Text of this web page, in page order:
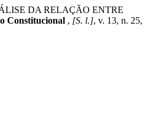
DA RELAÇÃO ENTRE
Constitucional , [S. l.], v. 13, n. 25,